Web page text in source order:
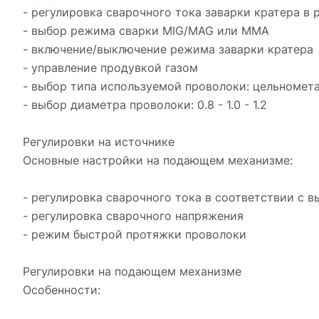
- регулировка сварочного тока заварки кратера
- выбор режима сварки MIG/MAG или MMA
- включение/выключение режима заварки кратера
- управление продувкой газом
- выбор типа используемой проволоки:
- выбор диаметра проволоки: 0.8 - 1.0 - 1.2
Регулировки на источнике
Основные настройки на подающем механизме:
- регулировка сварочного тока в соответствии
- регулировка сварочного напряжения
- режим быстрой протяжки проволоки
Регулировки на подающем механизме
Особенности: